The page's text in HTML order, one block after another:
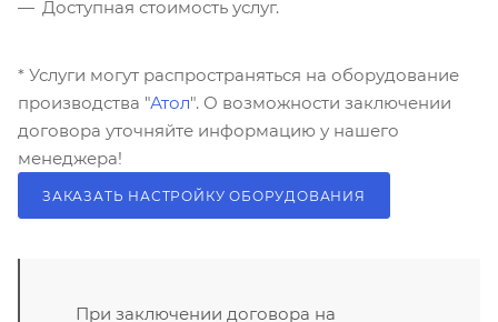
Доступная стоимость услуг.
* Услуги могут распространяться на оборудование
производства "Атол". О возможности заключении
договора уточняйте информацию у нашего
менеджера!
ЗАКАЗАТЬ НАСТРОЙКУ ОБОРУДОВАНИЯ
При заключении договора на